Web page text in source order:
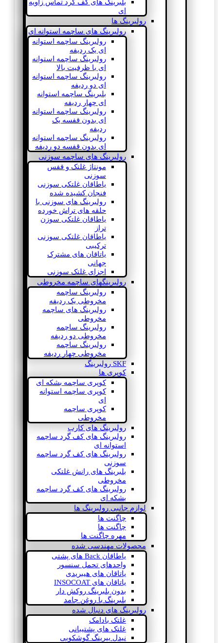
بلبرینگ های کف گرد تماس زاویه
ای
رولبرینگ ها
رولبرینگ های ساچمه استوانه ای
رولبرینگ ساچمه استوانه
ای یک ردیفه
رولبرینگ ساچمه استوانه
ای با ظرفیت بالا
رولبرینگ ساچمه استوانه
ای دو ردیفه
بلبرینگ ساچمه استوانه
ای چهار ردیفه
رولبرینگ ساچمه استوانه
ای بدون قفسه یک
ردیفه
رولبرینگ ساچمه استوانه
ای بدون قفسه دو ردیفه
رولبرینگ های ساچمه سوزنی
مونتاژ غلتک و قفس
سوزنی
یاطاقان غلتکی سوزنی
فنجان کشیده شده
رولبرینگ های سوزنی با
حلقه های تراش خورده
یاطاقان غلتکی سوزن
تراز
یاطاقان غلتکی سوزنی
ترکیبی
یاتاقان های مشترک
جهانی
اجزای غلتک سوزنی
رولبرینگهای ساچمه مخروطی
رولبرینگ ساچمه
مخروطی یک ردیفه
رولبرینگ های ساچمه
مخروطی
رولبرینگ ساچمه
مخروطی دو ردیفه
رولبرینگ ساچمه
مخروطی چهار ردیفه
SKF رولبرینگ
کوپری ها
کوپری ساچمه بشکه ای
کوپری ساچمه استوانه
ای
کوپری ساچمه
مخروطی
رولبرینگ های کارب
رولبرینگ های کف گرد ساچمه
استوانه ای
رولبرینگ های کف گرد ساچمه
سوزنی
بلبرینگ های رانش غلتکی
مخروطی
رولبرینگ های کف گرد ساچمه
بشکه ای
لوازم جانبی رولبرینگ ها
چاگنت ها
چاگنت ها
مهره چاگنت ها
محصولات مهندسی شده
یاطاقان Back های پشتی
واحدهای تحمل سنسور
یاتاقان های هیبریدی
یاتاقان های INSOCOAT
بدون بلبرینگ روکش دار
بلبرینگ با روغن جامد
رولبرینگ های دنبال شده
غلتک بادامک
غلتک های پشتیبانی
نیدل بیرینگ گوشکوبی